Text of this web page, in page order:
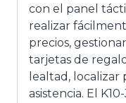
con el panel
realizar
precios,
tarjetas de
lealtad,
asistencia. El